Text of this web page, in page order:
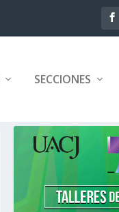
SECCIONES